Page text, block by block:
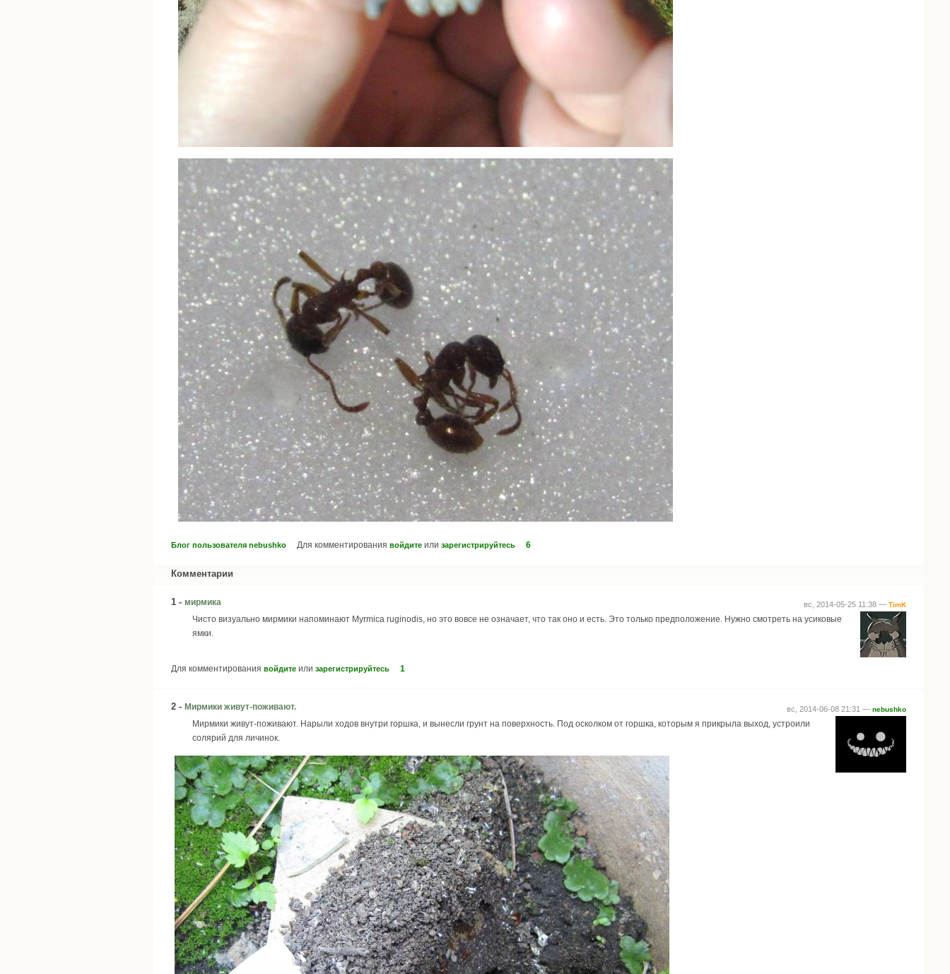
Блог пользователя nebushko Для комментирования войдите или зарегистрируйтесь 6
Комментарии
вс, 2014-05-25 11:38 — TimK
1 - мирмика
Чисто визуально мирмики напоминают Myrmica ruginodis, но это вовсе не означает, что так оно и есть. Это только предположение. Нужно смотреть на усиковые
ямки.
Для комментирования войдите или зарегистрируйтесь 1
вс, 2014-06-08 21:31 — nebushko
2 - Мирмики живут-поживают.
Мирмики живут-поживают. Нарыли ходов внутри горшка, и вынесли грунт на поверхность. Под осколком от горшка, которым я прикрыла выход, устроили
солярий для личинок.